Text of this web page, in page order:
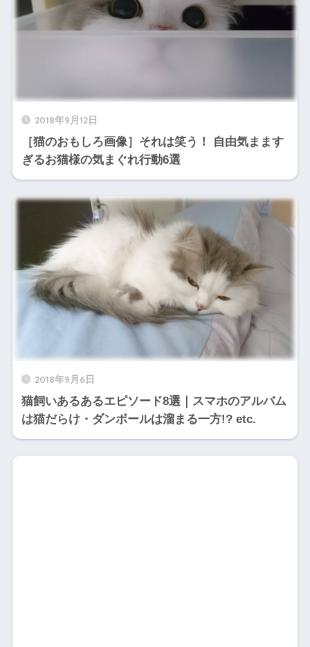
2018年9月12日
［猫のおもしろ画像］それは笑う！ 自由気まます
ぎるお猫様の気まぐれ行動6選
2018年9月6日
猫飼いあるあるエピソード8選｜スマホのアルバム
は猫だらけ・ダンボールは溜まる一方!? etc.